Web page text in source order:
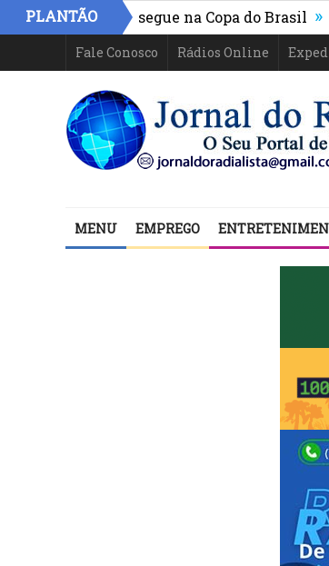
PLANTÃO
PR e segue na Copa do Brasil »
Fale Conosco Rádios Online
MENU EMPREGO